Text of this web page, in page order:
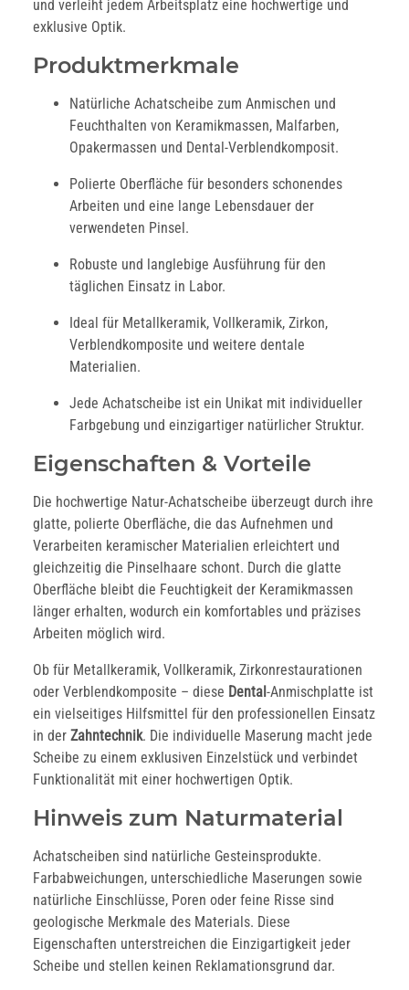
und verleiht jedem Arbeitsplatz eine hochwertige und
exklusive Optik.
Produktmerkmale
Natürliche Achatscheibe zum Anmischen und
Feuchthalten von Keramikmassen, Malfarben,
Opakermassen und Dental-Verblendkomposit.
Polierte Oberfläche für besonders schonendes
Arbeiten und eine lange Lebensdauer der
verwendeten Pinsel.
Robuste und langlebige Ausführung für den
täglichen Einsatz in Labor.
Ideal für Metallkeramik, Vollkeramik, Zirkon,
Verblendkomposite und weitere dentale
Materialien.
Jede Achatscheibe ist ein Unikat mit individueller
Farbgebung und einzigartiger natürlicher Struktur.
Eigenschaften & Vorteile
Die hochwertige Natur-Achatscheibe überzeugt durch ihre
glatte, polierte Oberfläche, die das Aufnehmen und
Verarbeiten keramischer Materialien erleichtert und
gleichzeitig die Pinselhaare schont. Durch die glatte
Oberfläche bleibt die Feuchtigkeit der Keramikmassen
länger erhalten, wodurch ein komfortables und präzises
Arbeiten möglich wird.
Ob für Metallkeramik, Vollkeramik, Zirkonrestaurationen
oder Verblendkomposite – diese Dental -Anmischplatte ist
ein vielseitiges Hilfsmittel für den professionellen Einsatz
in der Zahntechnik. Die individuelle Maserung macht jede
Scheibe zu einem exklusiven Einzelstück und verbindet
Funktionalität mit einer hochwertigen Optik.
Hinweis zum Naturmaterial
Achatscheiben sind natürliche Gesteinsprodukte.
Farbabweichungen, unterschiedliche Maserungen sowie
natürliche Einschlüsse, Poren oder feine Risse sind
geologische Merkmale des Materials. Diese
Eigenschaften unterstreichen die Einzigartigkeit jeder
Scheibe und stellen keinen Reklamationsgrund dar.